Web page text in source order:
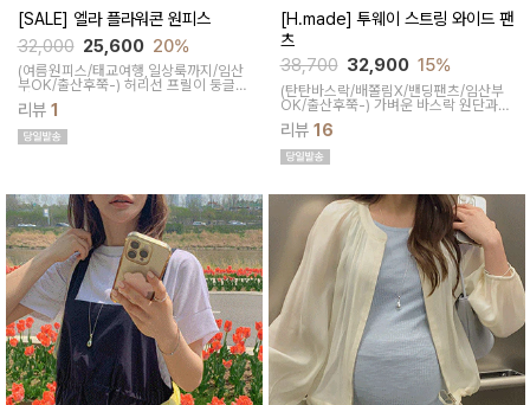
[SALE] 엘라 플라워콘 원피스
32,000 25,600 20%
(여름원피스/태교여행,일상룩까지/임산
부OK/출산후쭉-) 허리선 프릴이 둥글게
떨어져 만삭에도 편안하게 착용 되면서
맥시한 기장감으로 군살과 붓기를 커버
해주고 꽃무늬 포인트로 러블리하게 착
용 된답니다
리뷰 1
[H.made] 투웨이 스트링 와이드 팬
츠
38,700 32,900 15%
(탄탄바스락/배쫄림X/밴딩팬츠/임산부
OK/출산후쭉-) 가벼운 바스락 원단과
와이드한 핏으로 끼임없이 편하게 입기
좋은 제작팬츠예요~ 밑단 스토퍼로 다양
한 핏을 연출하실 수 있어 활용도가 좋답
니다
리뷰 16